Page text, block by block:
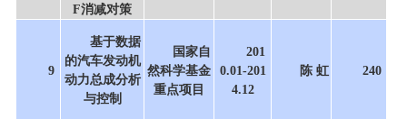
F消减对策
9
基于数据
的汽车发动机
动力总成分析
与控制
国家自
然科学基金
重点项目
201
0.01-201
4.12
陈 虹 240